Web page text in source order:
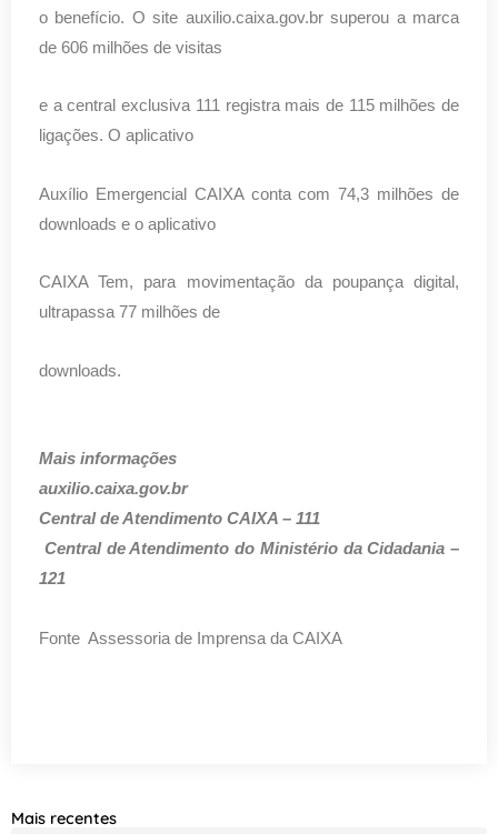
o benefício. O site auxilio.caixa.gov.br superou a marca
de 606 milhões de visitas
e a central exclusiva 111 registra mais de 115 milhões de
ligações. O aplicativo
Auxílio Emergencial CAIXA conta com 74,3 milhões de
downloads e o aplicativo
CAIXA Tem, para movimentação da poupança digital,
ultrapassa 77 milhões de
downloads.
Mais informações
auxilio.caixa.gov.br
Central de Atendimento CAIXA – 111
Central de Atendimento do Ministério da Cidadania –
121
Fonte Assessoria de Imprensa da CAIXA
Mais recentes